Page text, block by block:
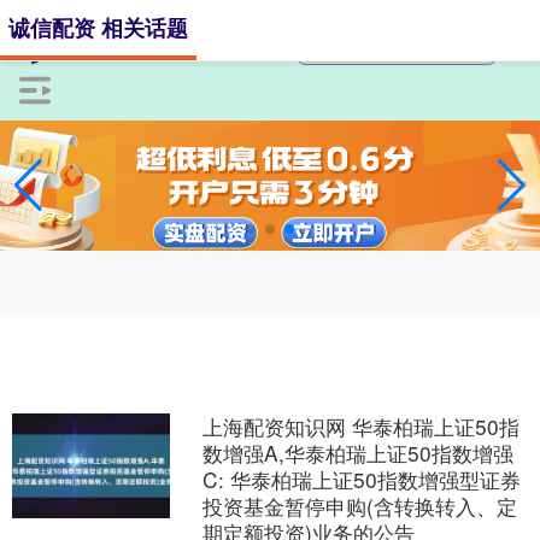
诚信配资 相关话题
上海配资知识网 华泰柏瑞上证50指
数增强A,华泰柏瑞上证50指数增强
C: 华泰柏瑞上证50指数增强型证券
投资基金暂停申购(含转换转入、定
期定额投资)业务的公告